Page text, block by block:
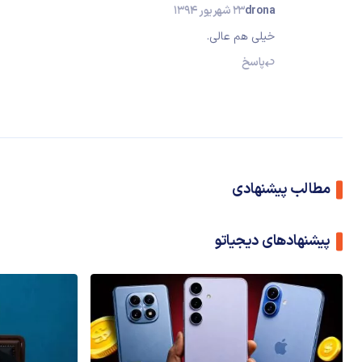
drona23 شهریور 1394
خیلی هم عالی.
پاسخ
مطالب پیشنهادی
پیشنهادهای دیجیاتو